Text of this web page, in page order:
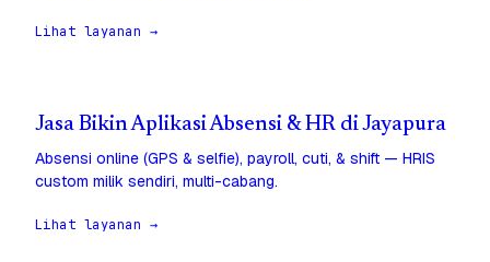
Lihat layanan →
Jasa Bikin Aplikasi Absensi & HR di Jayapura
Absensi online (GPS & selfie), payroll, cuti, & shift — HRIS
custom milik sendiri, multi-cabang.
Lihat layanan →